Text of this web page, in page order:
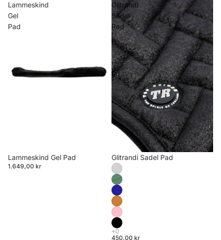
Lammeskind
Gel
Pad
Lammeskind Gel Pad
1.649,00 kr
Glitrandi
Sadel
Pad
Glitrandi Sadel Pad
450,00 kr